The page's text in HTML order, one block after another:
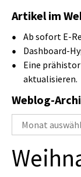
Artikel im
Ab sofort E-
Dashboard-
Eine
aktualisieren.
Weblog-
Weblog-
Archiv